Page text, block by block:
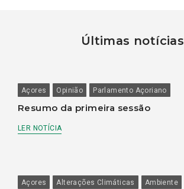
Últimas notícias
Açores Opinião Parlamento Açoriano
Resumo da primeira sessão
LER NOTÍCIA
Açores Alterações Climáticas Ambiente